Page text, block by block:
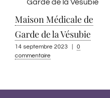
Maison Médicale de
Garde de la Vésubie
14 septembre 2023
0
commentaire